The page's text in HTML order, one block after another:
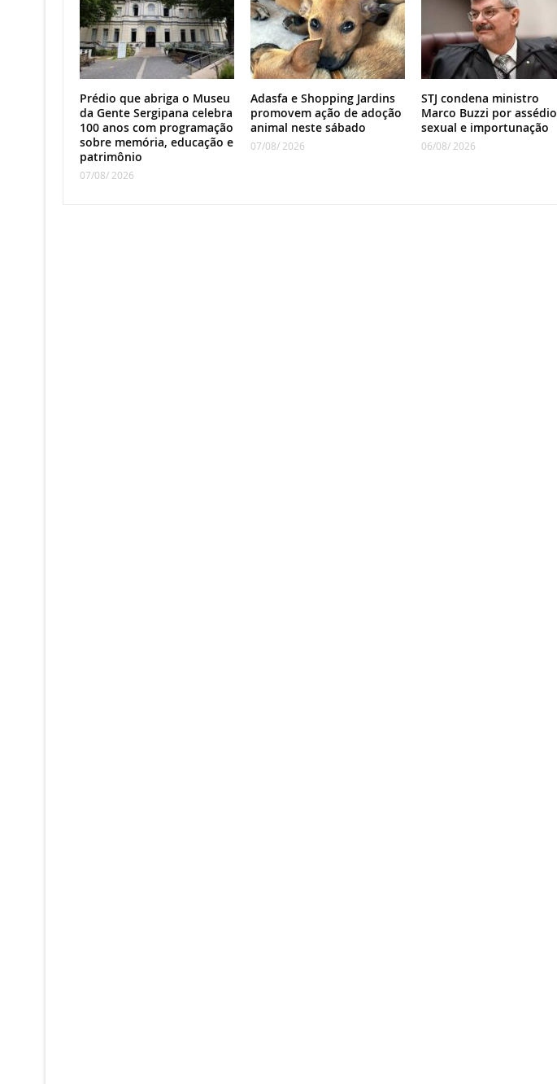
Prédio que abriga o Museu
da Gente Sergipana celebra
100 anos com programação
sobre memória, educação e
patrimônio
07/08/ 2026
Adasfa e Shopping Jardins
promovem ação de adoção
animal neste sábado
07/08/ 2026
STJ condena ministro
Marco Buzzi por assédio
sexual e importunação
06/08/ 2026